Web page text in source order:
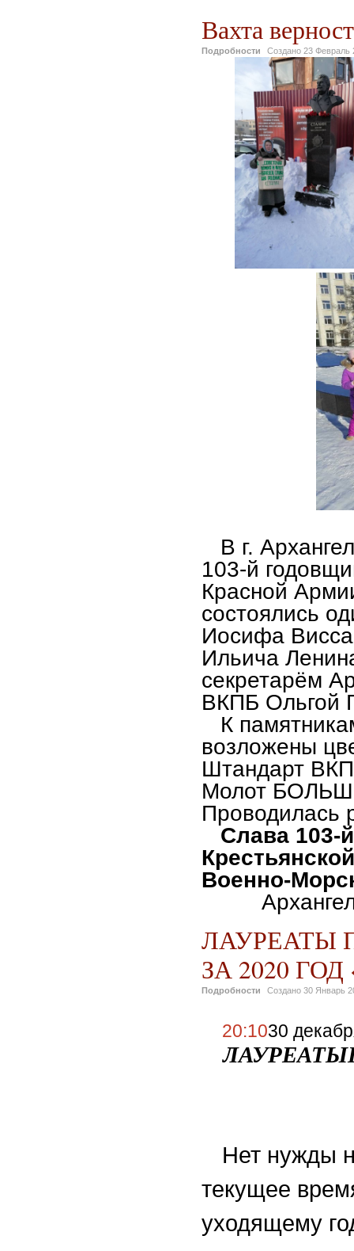
Вахта
Подробности Создано 23 Февраль
В г.
103-й
Красной
состоялись
Иосифа
Ильича
секретарём
ВКПБ Ольгой
К
возложены
Штандарт
Молот
Проводилась
Слава 103-
Военно-
ЛАУРЕАТЫ
ЗА 2020 ГОД
Подробности Создано 30 Январь
20:1030
ЛАУРЕАТЫ
Нет нужды
текущее
уходящему